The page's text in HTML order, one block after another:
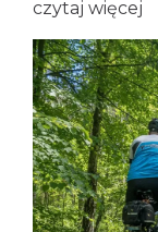
czytaj więcej